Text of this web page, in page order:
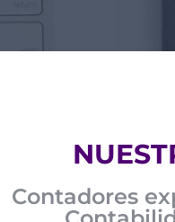
Contadores